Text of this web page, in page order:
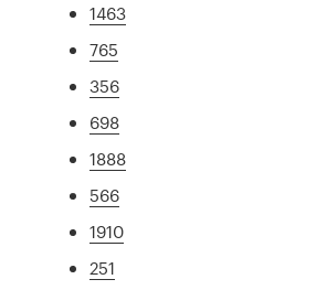
1463
765
356
698
1888
566
1910
251